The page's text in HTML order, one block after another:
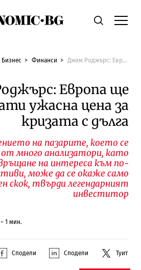
Economic.bgТърсене
Бизнес Финанси Джим Роджърс: Европа ще плати ужасна цена за кризата с дълга
Европа ще
ужасна цена за
кризата с дълга
на пазарите, което се
от много анализатори, като
на интереса към по-
може да се окаже само
скок, твърди легендарният
инвеститор
~ 1 мин.
Сподели Сподели Туит